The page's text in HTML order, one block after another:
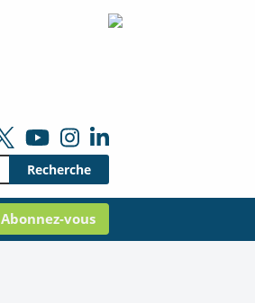
Abonnez-vous